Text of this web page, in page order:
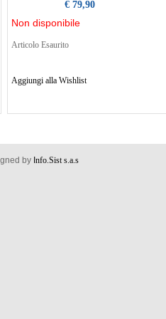
€ 79,90
Non disponibile
Articolo Esaurito
Aggiungi alla Wishlist
by nfo.Sist s.a.s